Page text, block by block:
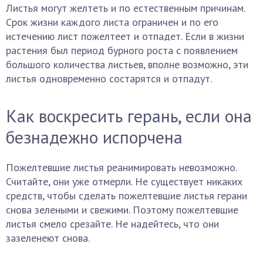
Листья могут желтеть и по естественным причинам.
Срок жизни каждого листа ограничен и по его
истечению лист пожелтеет и отпадет. Если в жизни
растения был период бурного роста с появлением
большого количества листьев, вполне возможно, эти
листья одновременно состарятся и отпадут.
Как воскресить герань, если она
безнадежно испорчена
Пожелтевшие листья реанимировать невозможно.
Считайте, они уже отмерли. Не существует никаких
средств, чтобы сделать пожелтевшие листья герани
снова зелеными и свежими. Поэтому пожелтевшие
листья смело срезайте. Не надейтесь, что они
зазеленеют снова.